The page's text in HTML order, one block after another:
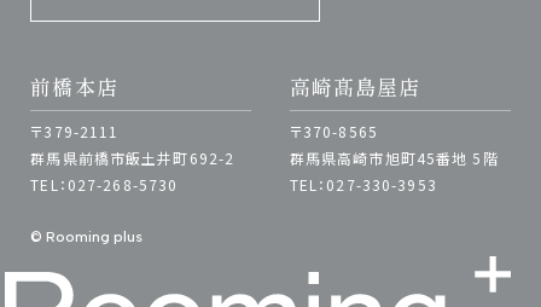
前橋本店
〒379-2111
群馬県前橋市飯土井町692-2
TEL：027-268-5730
高崎髙島屋店
〒370-8565
群馬県高崎市旭町45番地 5階
TEL：027-330-3953
© Rooming plus